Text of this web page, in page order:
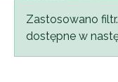
Komunikat
Zastosowano
dostępne w